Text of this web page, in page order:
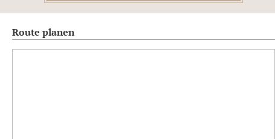
Route planen